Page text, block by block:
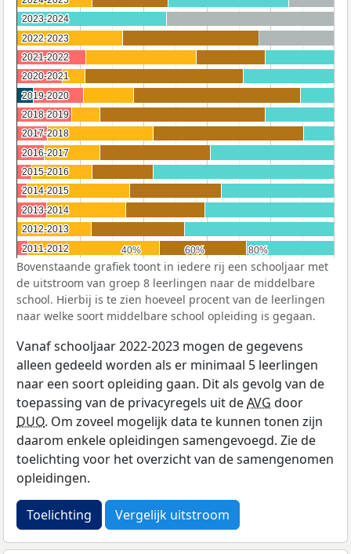
40%
40% 60%
60% 80%
80%
2023-2024
2023-2024
2022-2023
2022-2023
2021-2022
2021-2022
2020-2021
2020-2021
2019-2020
2019-2020
2018-2019
2018-2019
2017-2018
2017-2018
2016-2017
2016-2017
2015-2016
2015-2016
2014-2015
2014-2015
2013-2014
2013-2014
2012-2013
2012-2013
2011-2012
2011-2012
Bovenstaande grafiek toont in iedere rij een schooljaar met
de uitstroom van groep 8 leerlingen naar de middelbare
school. Hierbij is te zien hoeveel procent van de leerlingen
naar welke soort middelbare school opleiding is gegaan.
Vanaf schooljaar 2022-2023 mogen de gegevens
alleen gedeeld worden als er minimaal 5 leerlingen
naar een soort opleiding gaan. Dit als gevolg van de
toepassing van de privacyregels uit deAVG door
DUO. Om zoveel mogelijk data te kunnen tonen zijn
daarom enkele opleidingen samengevoegd. Zie de
toelichting voor het overzicht van de samengenomen
opleidingen.
Toelichting Vergelijk uitstroom